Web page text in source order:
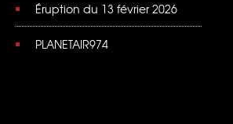
Éruption du 13 février 2026
PLANETAIR974